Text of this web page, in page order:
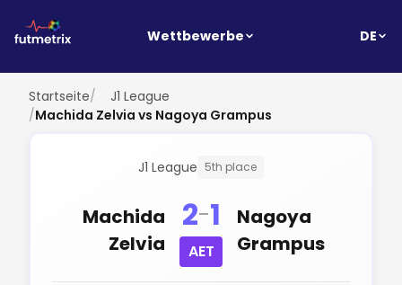
Wettbewerbe DE
Startseite/
J1 League
/Machida Zelvia vs Nagoya Grampus
J1 League 5th place
Machida
Zelvia
2-1
AET
Nagoya
Grampus